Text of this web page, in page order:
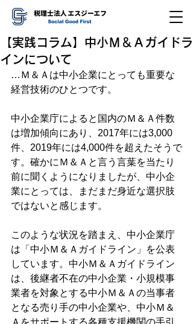
【実践コラム】中小Ｍ＆Ａガイドラ
インについて
…Ｍ＆Ａは中小企業にとっても重要な
経営技術のひとつです。
中小企業庁によると国内のＭ＆Ａ件数
は増加傾向にあり、2017年には3,000
件、2019年には4,000件を超えたそうで
す。確かにＭ＆Ａと言う言葉を当たり
前に聞くようになりましたが、中小企
業にとっては、まだまだ身近な選択肢
ではないと感じます。
このような状況を踏まえ、中小企業庁
は「中小Ｍ＆Ａガイドライン」を公表
しています。中小Ｍ＆Ａガイドライン
は、後継者不在の中小企業・小規模事
業者を対象とする中小Ｍ＆Ａの当事者
となる売り手の中小企業や、中小Ｍ＆
Ａをサポートする各種支援機関の手引